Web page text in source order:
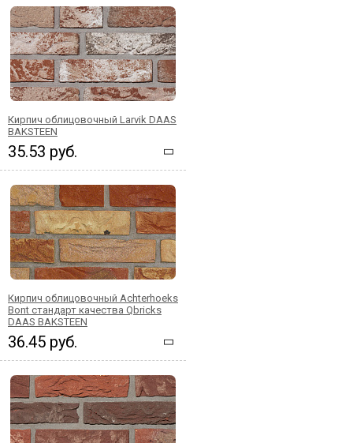
Кирпич облицовочный Larvik DAAS
BAKSTEEN
35.53 руб.
Кирпич облицовочный Achterhoeks
Bont стандарт качества Qbricks
DAAS BAKSTEEN
36.45 руб.